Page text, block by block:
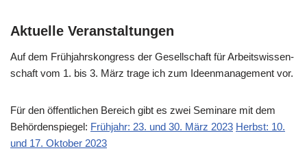
Aktuelle Veranstaltungen
Auf dem Früh­jahrs­kon­gress der Gesell­schaft für Arbeits­wis­sen­
schaft vom 1. bis 3. März tra­ge ich zum Ideen­ma­nage­ment vor.
Für den öffent­li­chen Bereich gibt es zwei Semi­na­re mit dem
Behör­den­spie­gel: Früh­jahr: 23. und 30. März 2023 Herbst: 10.
und 17. Okto­ber 2023